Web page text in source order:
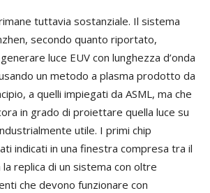
tuttavia sostanziale. Il sistema
secondo quanto riportato,
luce EUV con lunghezza d’onda
un metodo a plasma prodotto da
a quelli impiegati da ASML, ma che
in grado di proiettare quella luce su
utile. I primi chip
indicati in una finestra compresa tra il
replica di un sistema con oltre
che devono funzionare con